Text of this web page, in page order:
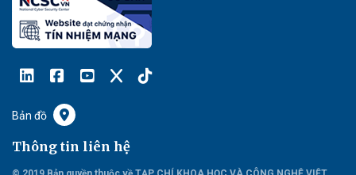
Bản đồ
Thông tin liên hệ